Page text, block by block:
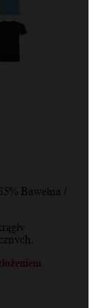
Bawełna /